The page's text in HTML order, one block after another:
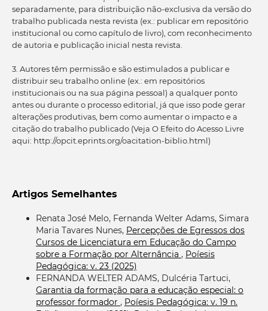
separadamente, para distribuição não-exclusiva da versão do
trabalho publicada nesta revista (ex.: publicar em repositório
institucional ou como capítulo de livro), com reconhecimento
de autoria e publicação inicial nesta revista.
3. Autores têm permissão e são estimulados a publicar e
distribuir seu trabalho online (ex.: em repositórios
institucionais ou na sua página pessoal) a qualquer ponto
antes ou durante o processo editorial, já que isso pode gerar
alterações produtivas, bem como aumentar o impacto e a
citação do trabalho publicado (Veja O Efeito do Acesso Livre
aqui: http://opcit.eprints.org/oacitation-biblio.html)
Artigos Semelhantes
Renata José Melo, Fernanda Welter Adams, Simara
Maria Tavares Nunes, Percepções de Egressos dos
Cursos de Licenciatura em Educação do Campo
sobre a Formação por Alternância , Poíesis
Pedagógica: v. 23 (2025)
FERNANDA WELTER ADAMS, Dulcéria Tartuci,
Garantia da formação para a educação especial: o
professor formador , Poíesis Pedagógica: v. 19 n.